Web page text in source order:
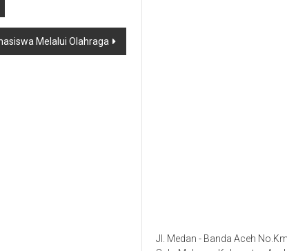
Melalui Olahraga
Jl. Medan - Banda Aceh